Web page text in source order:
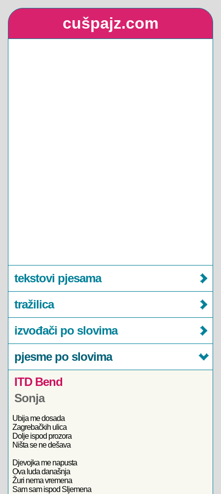
cušpajz.com
tekstovi pjesama
tražilica
izvođači po slovima
pjesme po slovima
ITD Bend
Sonja
Ubija me dosada
Zagrebačkih ulica
Dolje ispod prozora
Ništa se ne dešava
Djevojka me napusta
Ova luda današnja
Žuri nema vremena
Sam sam ispod Sljemena